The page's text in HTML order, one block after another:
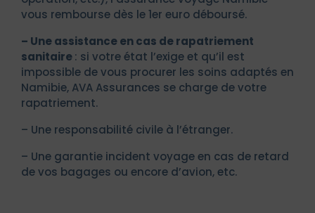
vous rembourse dès le 1er euro déboursé.
– Une assistance en cas de rapatriement
sanitaire: si votre état l’exige et qu’il est
impossible de vous procurer les soins adaptés en
Namibie, AVA Assurances se charge de votre
rapatriement.
– Une responsabilité civile à l’étranger.
– Une garantie incident voyage en cas de retard
de vos bagages ou encore d’avion, etc.